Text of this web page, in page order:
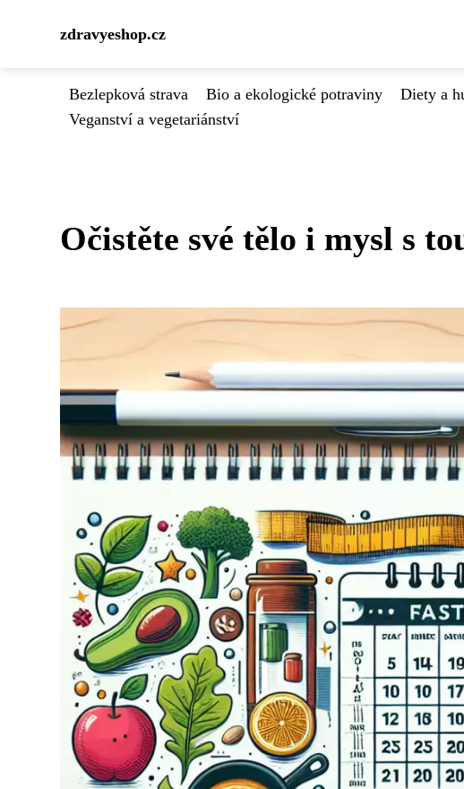
zdravyeshop.cz
Bezlepková strava Bio a ekologické potraviny Diety a
Veganství a vegetariánství
Očistěte své tělo i mysl s